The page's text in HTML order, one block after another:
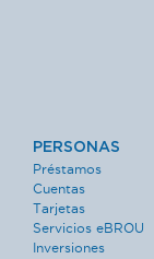
PERSONAS
Préstamos
Cuentas
Tarjetas
Servicios eBROU
Inversiones